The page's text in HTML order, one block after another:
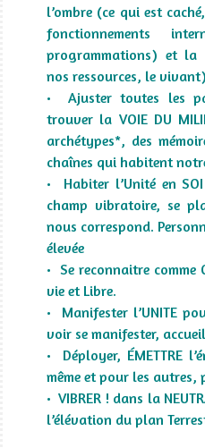
l’ombre (ce qui est
fonctionnements
programmations) et la
nos ressources, le
• Ajuster toutes les
trouver la VOIE DU
archétypes*, des
chaînes qui habitent
• Habiter l’Unité en
champ vibratoire, se
nous correspond.
élevée
• Se reconnaitre comme
vie et Libre.
• Manifester l’UNITE
voir se manifester,
• Déployer, ÉMETTRE
même et pour les autres,
• VIBRER ! dans la
l’élévation du plan